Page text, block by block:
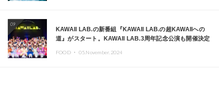
09
KAWAII LAB.の新番組『KAWAII LAB.の超KAWAIIへの
道』がスタート。KAWAII LAB.3周年記念公演も開催決定
FOOD ・ 05.November.2024